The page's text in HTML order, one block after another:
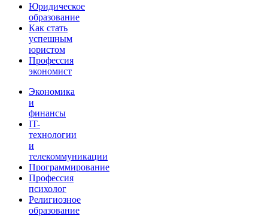
Юридическое
образование
Как стать
успешным
юристом
Профессия
экономист
Экономика
и
финансы
IT-
технологии
и
телекоммуникации
Программирование
Профессия
психолог
Религиозное
образование